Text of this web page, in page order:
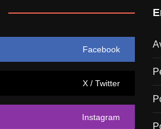
Facebook
X / Twitter
Instagram